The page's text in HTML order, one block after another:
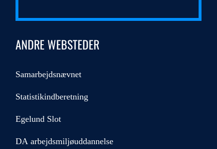
ANDRE WEBSTEDER
Samarbejdsnævnet
Statistikindberetning
Egelund Slot
DA arbejdsmiljøuddannelse